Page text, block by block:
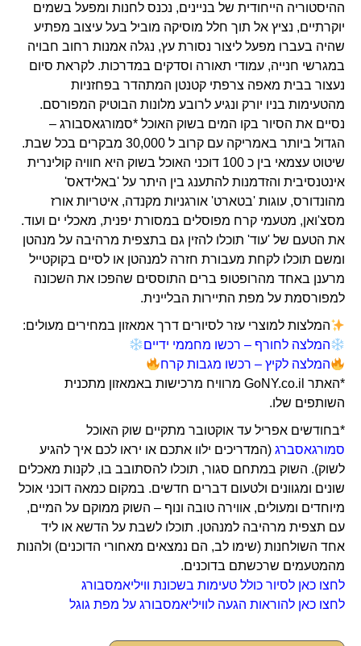
ההיסטוריה הייחודית של בניינים, נכנס לחנות ומפעל בשמים
יוקרתיים, נציץ אל תוך חלל מוסיקה מוביל בעל עיצוב מפתיע
שהיה בעברו מפעל ליצור נסורת עץ, נגלה אמנות רחוב חבויה
במגרשי חנייה, עמודי תאורה וסדקים במדרכות. לקראת סיום
נעצור בבית מאפה צרפתי קטנטן המתהדר בפחזניות
מהטעימות בניו יורק ונגיע לרובע מלונות הבוטיק המפורסם.
נסיים את הסיור בקו המים בשוק האוכל *סמורגאסבורג –
הגדול ביותר באמריקה עם קרוב ל 30,000 מבקרים בכל שבת.
שיטוט עצמאי בין כ 100 דוכני האוכל בשוק היא חוויה קולינרית
אינטנסיבית והזדמנות להתענג בין היתר על 'באלידאס'
מהונדורס, עוגות 'בטארט' אורגניות מקנדה, איטריות אורז
מסצ'ואן, מטעמי קרח מפוסלים במסורת יפנית, מאכלי ים ועוד.
את הטעם של 'עוד' תוכלו להזין גם בתצפית מרהיבה על מנהטן
ומשם תוכלו לקחת מעבורת חזרה למנהטן או לסיים בקוקטייל
מרענן באחד מהרופטופ ברים התוססים שהפכו את השכונה
למפורסמת על מפת התיירות הבליינית.
המלצות למוצרי עזר לסיורים דרך אמאזון במחירים מעולים:
המלצה לחורף – רכשו מחממי ידיים
המלצה לקיץ – רכשו מגבות קרח
*האתר GoNY.co.il מרוויח מרכישות באמאזון מתכנית
השותפים שלו.
*בחודשים אפריל עד אוקטובר מתקיים שוק האוכל
סמורגאסברג (המדריכים ילוו אתכם או יראו לכם איך להגיע
לשוק). השוק במתחם סגור, תוכלו להסתובב בו, לקנות מאכלים
שונים ומגוונים ולטעום דברים חדשים. במקום כמאה דוכני אוכל
מיוחדים ומעולים, אווירה טובה ונוף – השוק ממוקם על המיים,
עם תצפית מרהיבה למנהטן. תוכלו לשבת על הדשא או ליד
אחד השולחנות (שימו לב, הם נמצאים מאחורי הדוכנים) ולהנות
מהמטעמים שרכשתם בדוכנים.
לחצו כאן לסיור כולל טעימות בשכונת וויליאמסבורג
לחצו כאן להוראות הגעה לוויליאמסבורג על מפת גוגל